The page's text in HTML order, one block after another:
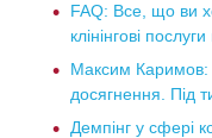
FAQ: Все, що ви хотіли знати про
клінінгові
Максим Каримов: Виклики та
досягнення. Під
Демпінг у сфері комерційного